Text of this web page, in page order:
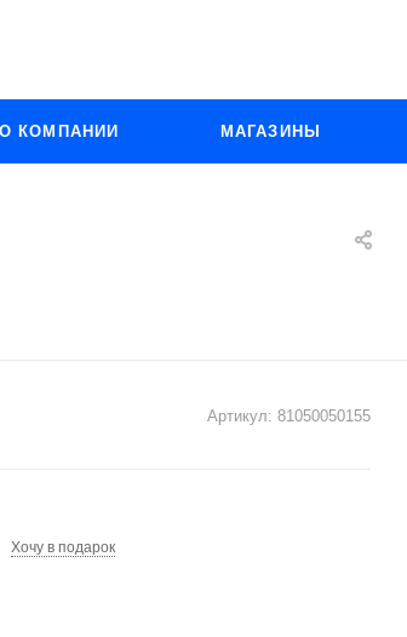
О КОМПАНИИ МАГАЗИНЫ
Артикул: 81050050155
Хочу в подарок